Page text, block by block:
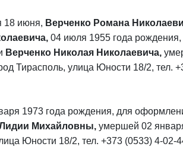
18 июня, Верченко Романа
04 июля 1955 года рождения,
Верченко Николая Николаевича,
Тирасполь, улица Юности 18/2, тел.
1973 года рождения, для
Михайловны, умершей 02
Юности 18/2, тел. +373 (0533) 4-02-